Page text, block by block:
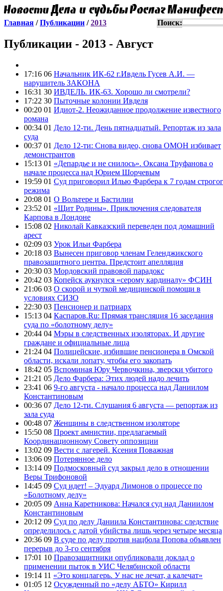
Главная /Публикации /2013 Поиск:
Публикации - 2013 - Август
17:16 06 Начальник ИК-62 г.Ивдель Гусев А.И. —
нарушитель ЗАКОНА
16:31 30 ИВДЕЛЬ. ИК-63. Хорошо ли смотрели?
17:22 30 Пыточные колонии Ивделя
00:20 01 Идиот-2. Неожиданное продолжение известного
романа
00:34 01 Дело 12-ти. День пятнадцатый. Репортаж из зала
суда
00:37 01 Дело 12-ти: Снова видео, снова ОМОН избивает
демонстрантов
15:13 01 «Депардье и не снилось». Оксана Труфанова о
начале процесса над Юрием Шорчевым
19:59 01 Суд приговорил Илью Фарбера к 7 годам
режима
20:08 01 О Вольтере и Бастилии
23:52 01 «Щит Родины». Приключения следователя
Карпова в Лондоне
15:08 02 Николай Кавказский переведен под домашний
арест
02:09 03 Урок Ильи Фарбера
20:18 03 Вынесен приговор членам Геленджикского
правозащитного центра. Предстоит апелляция
20:30 03 Мордовский правовой парадокс
20:42 03 Копейск аукнулся «серому кардиналу» ФСИН
21:06 03 О скорой и чуткой медицинской помощи в
условиях СИЗО
22:30 03 Пенсионер и патриарх
15:13 04 Каспаров.Ru: Прямая трансляция 16 заседания
суда по «болотному делу»
20:44 04 Мэры в следственных изоляторах. И другие
граждане и официальные лица
21:24 04 Полицейские, избившие пенсионера в Омской
области, искали лопату, чтобы его закопать
18:42 05 Вспоминая Юру Червочкина, зверски убитого
21:21 05 Дело Фарбера: Этих людей надо лечить
23:41 06 9-го августа - начало процесса над Даниилом
Константиновым
00:36 07 Дело 12-ти. Слушания 6 августа — репортаж из
зала суда
00:48 07 Женщины в следственном изоляторе
15:50 08 Проект амнистии, предлагаемый
Координационному Совету оппозиции
13:02 09 Вести с лагерей. Ксения Поважная
13:06 09 Потерянное дело
13:14 09 Подмосковный суд закрыл дело в отношении
Веры Трифоновой
14:45 09 Суд идет! – Эдуард Лимонов о процессе по
«Болотному делу»
20:05 09 Анна Каретникова: Начался суд над Даниилом
Константиновым
20:12 09 Суд по делу Даниила Константинова: следствие
определилось с датой убийства лишь через четыре месяца
20:36 09 В суде по делу против нацбола Попова объявлен
перерыв до 3-го сентября
17:01 10 Правозащитники опубликовали доклад о
применении пыток в УИС Челябинской области
19:14 11 «Это концлагерь. У нас не лечат, а калечат»
01:05 12 Осужденный по «делу АБТО» Кирилл